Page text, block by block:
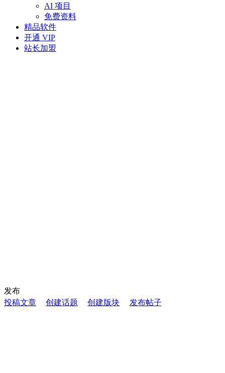
AI 项目
免费资料
精品软件
开通 VIP
站长加盟
发布
投稿文章
创建话题 创建版块 发布帖子